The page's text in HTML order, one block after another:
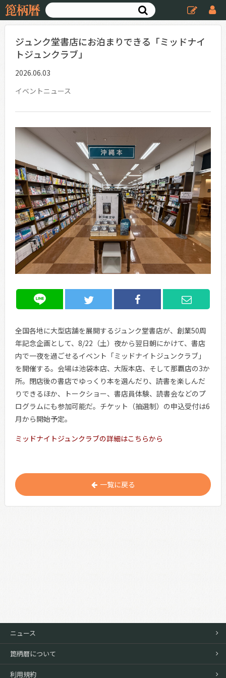
ジュンク堂書店にお泊まりできる「ミッドナイ
トジュンクラブ」
2026.06.03
イベントニュース
全国各地に大型店舗を展開するジュンク堂書店が、創業50周
年記念企画として、8/22（土）夜から翌日朝にかけて、書店
内で一夜を過ごせるイベント「ミッドナイトジュンクラブ」
を開催する。会場は池袋本店、大阪本店、そして那覇店の3か
所。閉店後の書店でゆっくり本を選んだり、読書を楽しんだ
りできるほか、トークショー、書店員体験、読書会などのプ
ログラムにも参加可能だ。チケット（抽選制）の申込受付は6
月から開始予定。
ミッドナイトジュンクラブの詳細はこちらから
一覧に戻る
ニュース
箆柄暦について
利用規約